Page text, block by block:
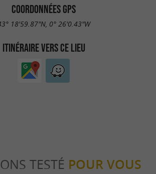
COORDONNÉES GPS
18'59.87"N, 0° 26'0.43"W
ITINÉRAIRE VERS CE LIEU
TESTÉ POUR VOUS